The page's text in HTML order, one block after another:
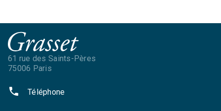
61 rue des Saints-Pères
75006 Paris
phone Téléphone